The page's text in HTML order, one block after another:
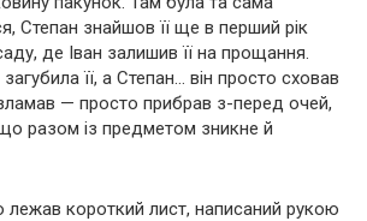
Степан знайшов її ще в перший рік
де Іван залишив її на прощання.
її, а Степан… він просто сховав
— просто прибрав з-перед очей,
разом із предметом зникне й
лежав короткий лист, написаний рукою